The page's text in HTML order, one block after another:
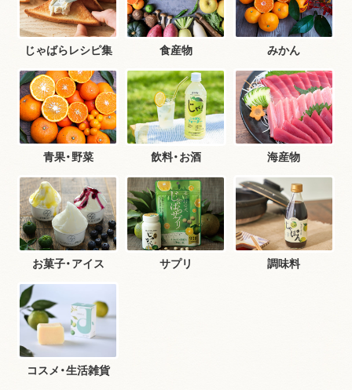
じゃばらレシピ集 食産物 みかん
青果・野菜 飲料・お酒 海産物
お菓子・アイス サプリ 調味料
コスメ・生活雑貨